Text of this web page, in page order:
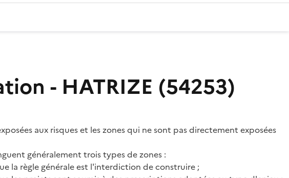
- HATRIZE (54253)
aux risques et les zones qui ne sont pas directement exposées
généralement trois types de zones :
la règle générale est l'interdiction de construire ;